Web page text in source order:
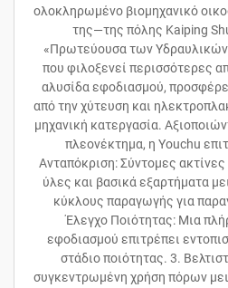
ολοκληρωμένο βιομηχανικό
της—της πόλης Kaiping
«Πρωτεύουσα των Υδραυλικών
που φιλοξενεί περισσότερες
αλυσίδα εφοδιασμού,
από την χύτευση και
μηχανική κατεργασία.
πλεονέκτημα, η Youchu
Ανταπόκριση: Σύντομες
ύλες και βασικά εξαρτήματα
κύκλους παραγωγής για
Έλεγχο Ποιότητας: Μια
εφοδιασμού επιτρέπει
στάδιο ποιότητας. 3.
συγκεντρωμένη χρήση πόρων